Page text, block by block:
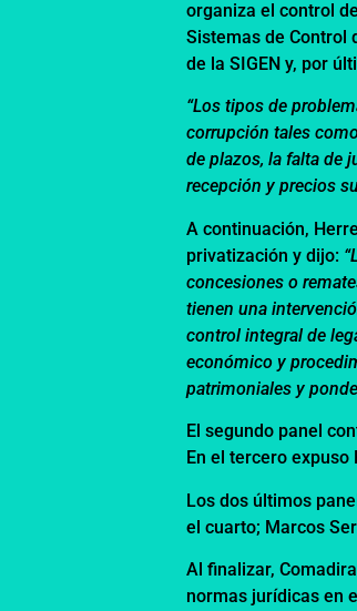
organiza el control
Sistemas de Control
de la SIGEN y, por
“Los tipos de
corrupción tales
de plazos, la falta de
recepción y precios
A continuación,
privatización y dijo:
concesiones o
tienen una
control integral de
económico y
patrimoniales y
El segundo panel
En el tercero expuso
Los dos últimos
el cuarto; Marcos
Al finalizar,
normas jurídicas en